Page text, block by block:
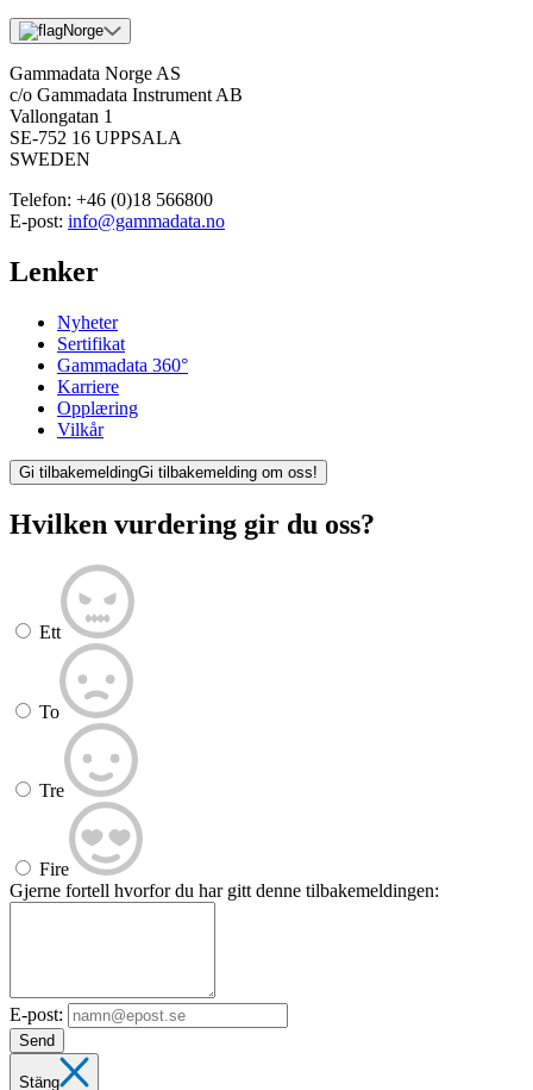
Norge
Gammadata Norge AS
c/o Gammadata Instrument AB
Vallongatan 1
SE-752 16 UPPSALA
SWEDEN
Telefon: +46 (0)18 566800
E-post: info@gammadata.no
Lenker
Nyheter
Sertifikat
Gammadata 360°
Karriere
Opplæring
Vilkår
Gi tilbakemeldingGi tilbakemelding om oss!
Hvilken vurdering gir du oss?
Ett
To
Tre
Fire
Gjerne fortell hvorfor du har gitt denne tilbakemeldingen:
E-post:
Send
Stäng